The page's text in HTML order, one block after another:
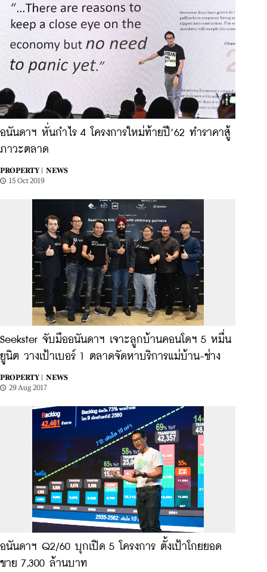
อนันดาฯ หั่นกำไร 4 โครงการใหม่ท้ายปี’62 ทำราคาสู้
ภาวะตลาด
PROPERTY |
NEWS
15 Oct 2019
Seekster จับมืออนันดาฯ เจาะลูกบ้านคอนโดฯ 5 หมื่น
ยูนิต วางเป้าเบอร์ 1 ตลาดจัดหาบริการแม่บ้าน-ช่าง
PROPERTY |
NEWS
29 Aug 2017
อนันดาฯ Q2/60 บุกเปิด 5 โครงการ ตั้งเป้าโกยยอด
ขาย 7,300 ล้านบาท